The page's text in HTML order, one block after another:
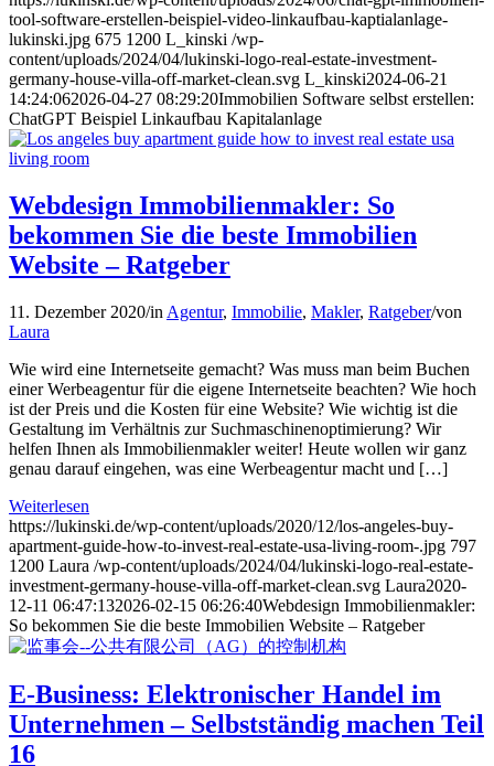
tool-software-erstellen-beispiel-video-linkaufbau-kaptialanlage-
lukinski.jpg 675 1200 L_kinski /wp-
content/uploads/2024/04/lukinski-logo-real-estate-investment-
germany-house-villa-off-market-clean.svg L_kinski2024-06-21
14:24:062026-04-27 08:29:20Immobilien Software selbst erstellen:
ChatGPT Beispiel Linkaufbau Kapitalanlage
Webdesign Immobilienmakler: So
bekommen Sie die beste Immobilien
Website – Ratgeber
11. Dezember 2020/in Agentur, Immobilie, Makler, Ratgeber/von
Laura
Wie wird eine Internetseite gemacht? Was muss man beim Buchen
einer Werbeagentur für die eigene Internetseite beachten? Wie hoch
ist der Preis und die Kosten für eine Website? Wie wichtig ist die
Gestaltung im Verhältnis zur Suchmaschinenoptimierung? Wir
helfen Ihnen als Immobilienmakler weiter! Heute wollen wir ganz
genau darauf eingehen, was eine Werbeagentur macht und […]
Weiterlesen
https://lukinski.de/wp-content/uploads/2020/12/los-angeles-buy-
apartment-guide-how-to-invest-real-estate-usa-living-room-.jpg 797
1200 Laura /wp-content/uploads/2024/04/lukinski-logo-real-estate-
investment-germany-house-villa-off-market-clean.svg Laura2020-
12-11 06:47:132026-02-15 06:26:40Webdesign Immobilienmakler:
So bekommen Sie die beste Immobilien Website – Ratgeber
E-Business: Elektronischer Handel im
Unternehmen – Selbstständig machen Teil
16